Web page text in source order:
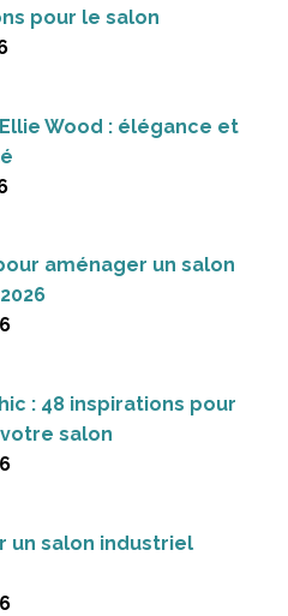
pour le salon
Wood : élégance et
aménager un salon
: 48 inspirations pour
salon
un salon industriel